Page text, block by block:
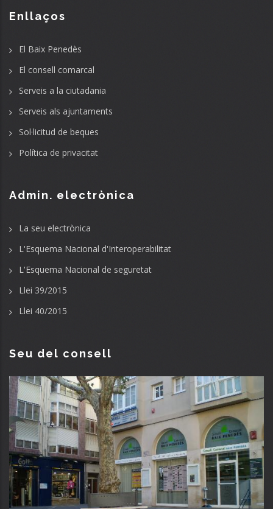
Enllaços
El Baix Penedès
El consell comarcal
Serveis a la ciutadania
Serveis als ajuntaments
Sol·licitud de beques
Política de privacitat
Admin. electrònica
La seu electrònica
L'Esquema Nacional d'Interoperabilitat
L'Esquema Nacional de seguretat
Llei 39/2015
Llei 40/2015
Seu del consell